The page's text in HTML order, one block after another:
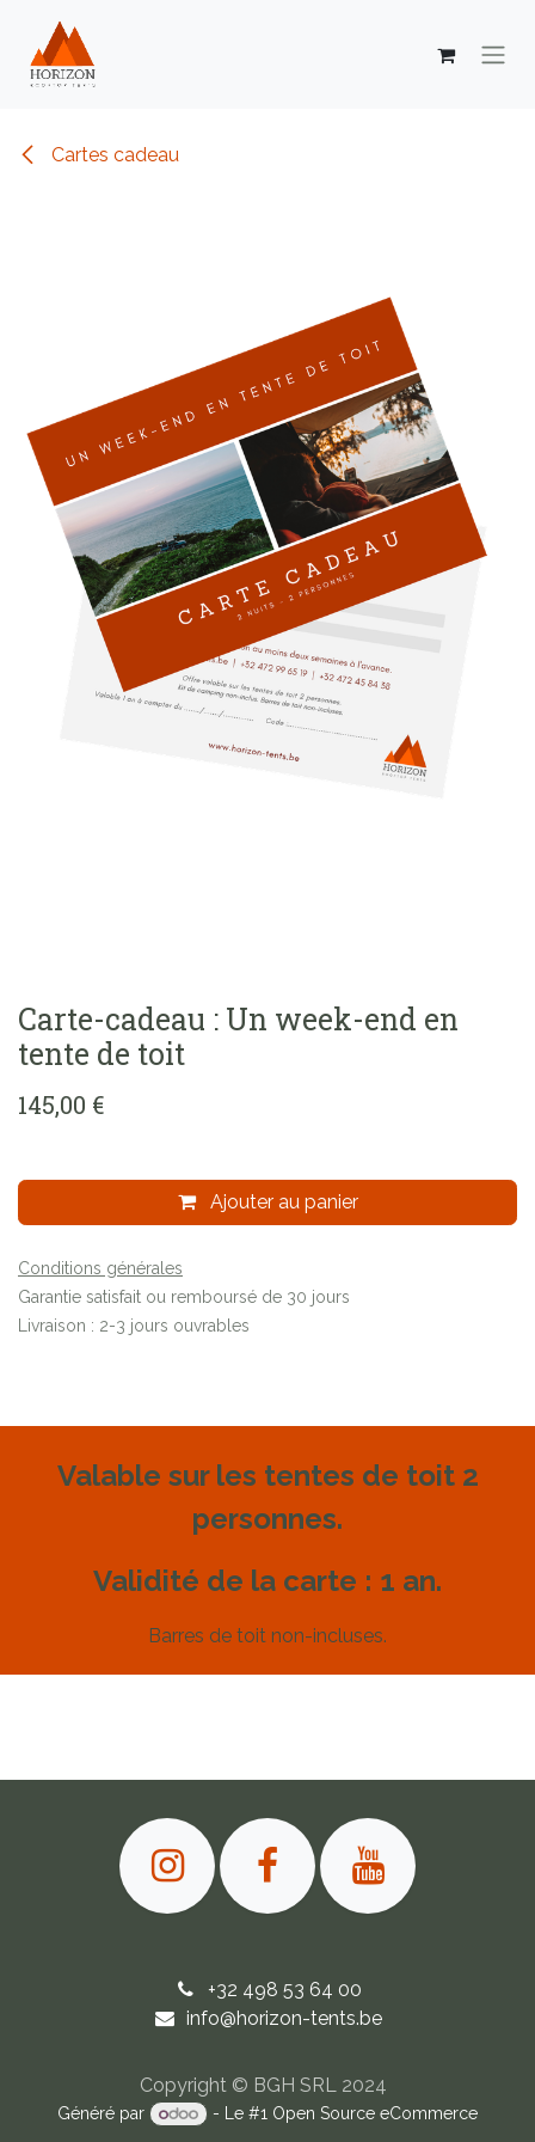
Cartes cadeau
Carte-cadeau : Un week-end en
tente de toit
145,00 €
Ajouter au panier
Conditions générales
Garantie satisfait ou remboursé de 30 jours
Livraison : 2-3 jours ouvrables
Valable sur les tentes de toit 2
personnes.
Validité de la carte : 1 an.
Barres de toit non-incluses.
+32 498 53 64 00
info@horizon-tents.be
Copyright © BGH SRL2024
Généré par - Le #1 Open Source eCommerce